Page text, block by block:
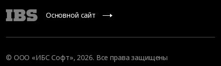
Основной сайт
© OOO «ИБС Софт», 2026. Все права защищены